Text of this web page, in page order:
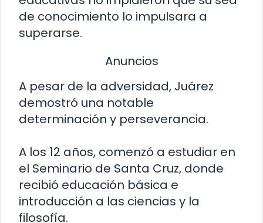
de conocimiento lo impulsara a
superarse.
Anuncios
A pesar de la adversidad, Juárez
demostró una notable
determinación y perseverancia.
A los 12 años, comenzó a estudiar en
el Seminario de Santa Cruz, donde
recibió educación básica e
introducción a las ciencias y la
filosofía.